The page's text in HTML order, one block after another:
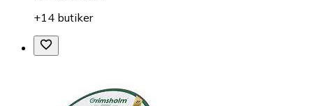
+14 butiker